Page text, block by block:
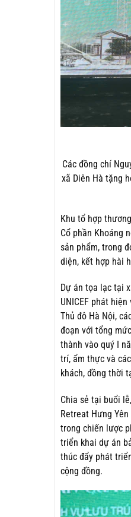
Các đồng chí
xã Diên Hà tặng
Khu tổ hợp
Cổ phần Khoáng
sản phẩm, trong
diện, kết hợp hài
Dự án tọa lạc tại
UNICEF phát
Thủ đô Hà Nội,
đoạn với tổng
thành vào quý I
trí, ẩm thực và
khách, đồng thời
Chia sẻ tại buổi
Retreat Hưng
trong chiến lược
triển khai dự án
thúc đẩy phát
cộng đồng.